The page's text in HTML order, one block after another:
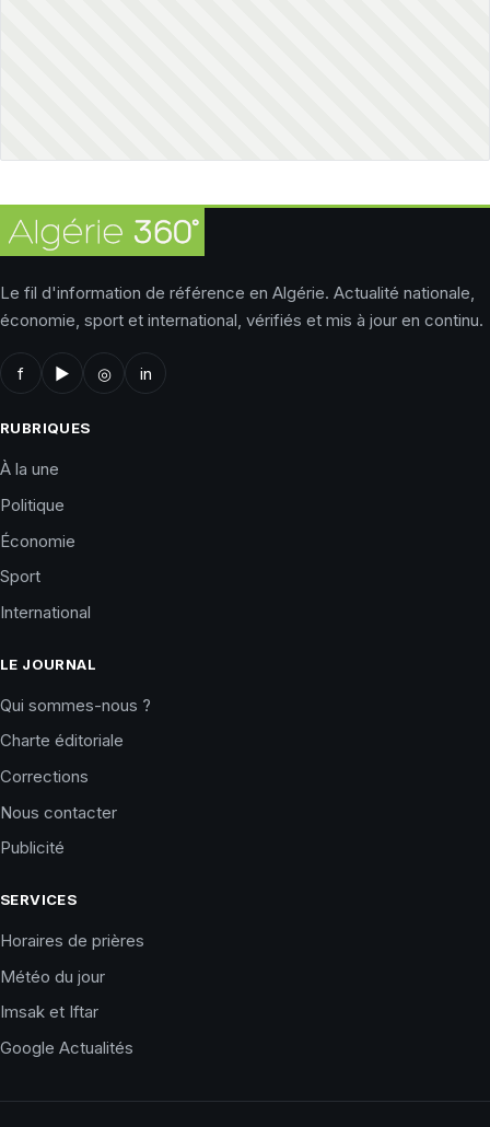
Le fil d'information de référence en Algérie. Actualité nationale,
économie, sport et international, vérifiés et mis à jour en continu.
f ▶ ◎ in
RUBRIQUES
À la une
Politique
Économie
Sport
International
LE JOURNAL
Qui sommes-nous ?
Charte éditoriale
Corrections
Nous contacter
Publicité
SERVICES
Horaires de prières
Météo du jour
Imsak et Iftar
Google Actualités